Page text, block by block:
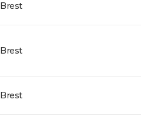
Brest
Brest
Brest